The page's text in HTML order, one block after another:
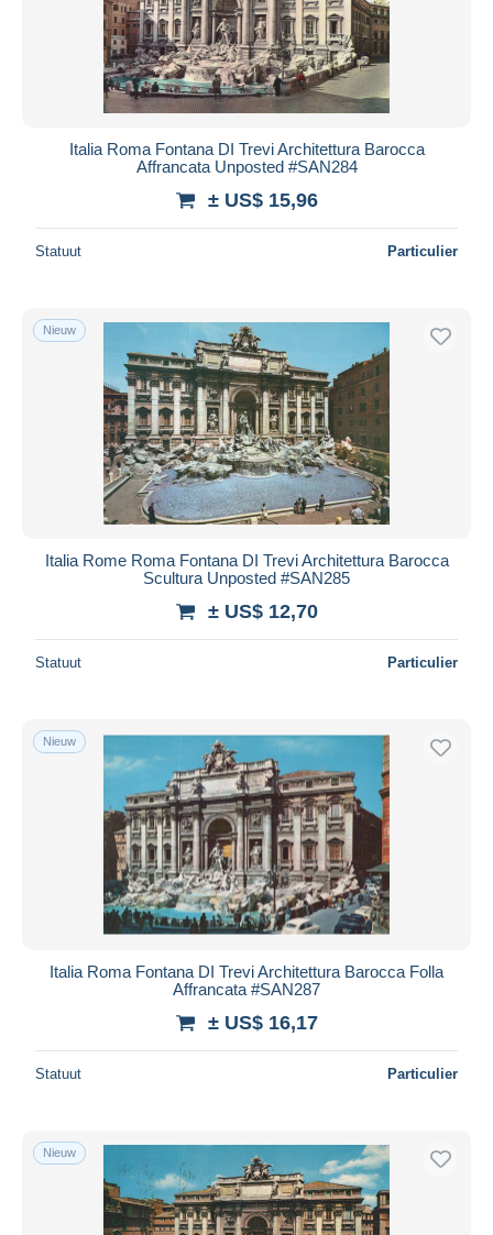
Italia Roma Fontana DI Trevi Architettura Barocca
Affrancata Unposted #SAN284
± US$ 15,96
Statuut Particulier
Nieuw
Italia Rome Roma Fontana DI Trevi Architettura Barocca
Scultura Unposted #SAN285
± US$ 12,70
Statuut Particulier
Nieuw
Italia Roma Fontana DI Trevi Architettura Barocca Folla
Affrancata #SAN287
± US$ 16,17
Statuut Particulier
Nieuw